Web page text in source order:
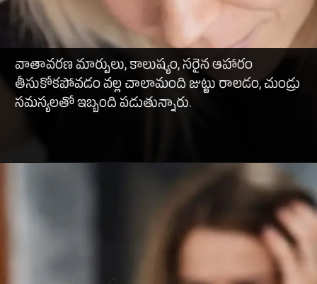
వాతావరణ మార్పులు, కాలుష్యం, సరైన ఆహారం
తీసుకోకపోవడం వల్ల చాలామంది జుట్టు రాలడం, చుండ్రు
సమస్యలతో ఇబ్బంది పడుతున్నారు.